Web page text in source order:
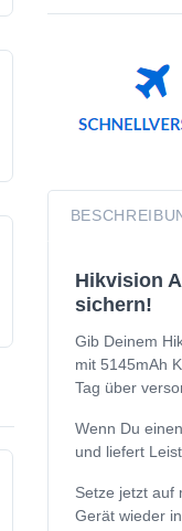
Hikvision
sichern!
Gib Deinem
mit 5145mAh
Tag über
Wenn Du
und liefert
Setze jetzt auf
Gerät wieder